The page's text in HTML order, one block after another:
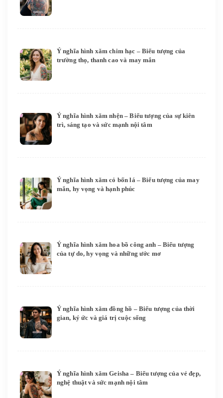
Ý nghĩa hình xăm chim hạc – Biểu tượng của
trường thọ, thanh cao và may mắn
Ý nghĩa hình xăm nhện – Biểu tượng của sự kiên
trì, sáng tạo và sức mạnh nội tâm
Ý nghĩa hình xăm cỏ bốn lá – Biểu tượng của may
mắn, hy vọng và hạnh phúc
Ý nghĩa hình xăm hoa bồ công anh – Biểu tượng
của tự do, hy vọng và những ước mơ
Ý nghĩa hình xăm đồng hồ – Biểu tượng của thời
gian, ký ức và giá trị cuộc sống
Ý nghĩa hình xăm Geisha – Biểu tượng của vẻ đẹp,
nghệ thuật và sức mạnh nội tâm